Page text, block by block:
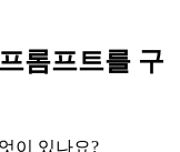
롬프트를 구
이 있나요?